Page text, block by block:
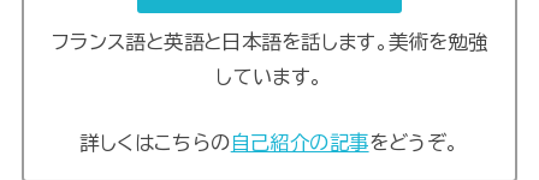
フランス語と英語と日本語を話します。美術を勉強
しています。
詳しくはこちらの自己紹介の記事をどうぞ。